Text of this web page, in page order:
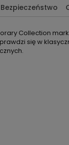
Bezpieczeństwo
Collection
się w